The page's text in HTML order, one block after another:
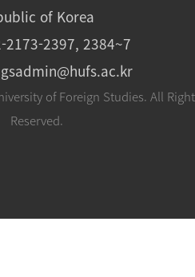
of Korea
2173-2397, 2384~7
gsadmin@hufs.ac.kr
of Foreign Studies. All
Reserved.